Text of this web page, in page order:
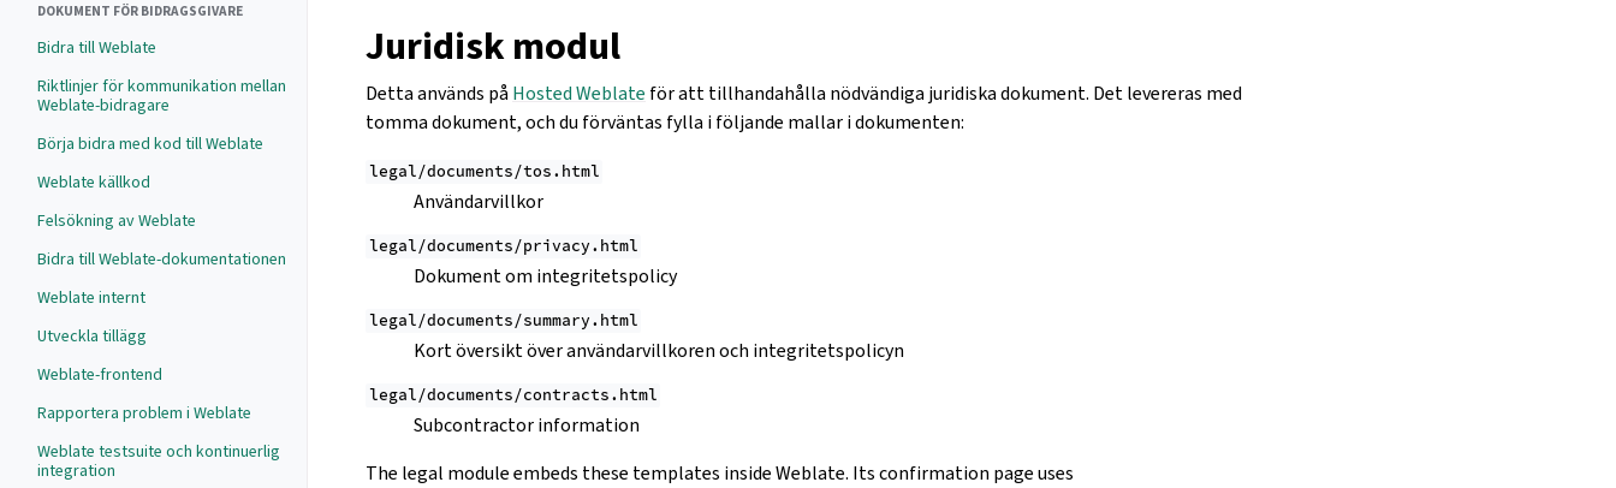
DOKUMENT FÖR BIDRAGSGIVARE
Bidra till Weblate
Riktlinjer för kommunikation mellan
Weblate-bidragare
Börja bidra med kod till Weblate
Weblate källkod
Felsökning av Weblate
Bidra till Weblate-dokumentationen
Weblate internt
Utveckla tillägg
Weblate-frontend
Rapportera problem i Weblate
Weblate testsuite och kontinuerlig
integration
Juridisk modul
Detta används på Hosted Weblate för att tillhandahålla nödvändiga juridiska dokument. Det levereras med
tomma dokument, och du förväntas fylla i följande mallar i dokumenten:
legal/documents/tos.html
Användarvillkor
legal/documents/privacy.html
Dokument om integritetspolicy
legal/documents/summary.html
Kort översikt över användarvillkoren och integritetspolicyn
legal/documents/contracts.html
Subcontractor information
The legal module embeds these templates inside Weblate. Its confirmation page uses